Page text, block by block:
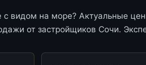
видом на море? Актуальные
от застройщиков Сочи.